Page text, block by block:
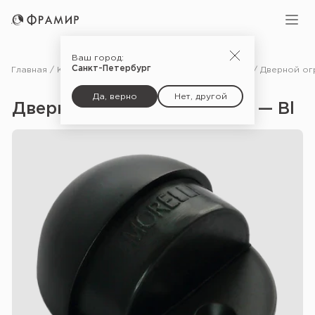
Ваш город:
Санкт-Петербург
Да, верно Нет, другой
Главная Каталог Фурнитура
Дверной ограничитель DS1 — Bl